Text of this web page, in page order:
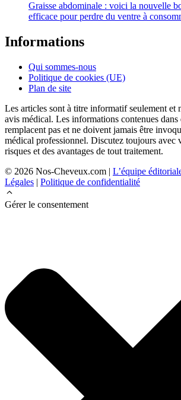
Graisse abdominale : voici la nouvelle
efficace pour perdre du ventre à
Informations
Qui sommes-nous
Politique de cookies (UE)
Plan de site
Les articles sont à titre informatif seulement et
avis médical. Les informations contenues dans
remplacent pas et ne doivent jamais être
médical professionnel. Discutez toujours avec
risques et des avantages de tout traitement.
© 2026 Nos-Cheveux.com | L’équipe
Légales | Politique de confidentialité
Gérer le consentement